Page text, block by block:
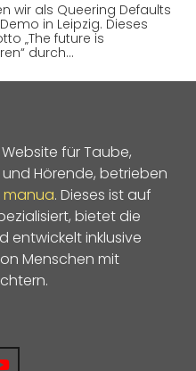
wir als Queering Defaults
in Leipzig. Dieses
„The future is
durch…
für Taube,
Hörende, betrieben
manua. Dieses ist auf
bietet die
entwickelt inklusive
Menschen mit